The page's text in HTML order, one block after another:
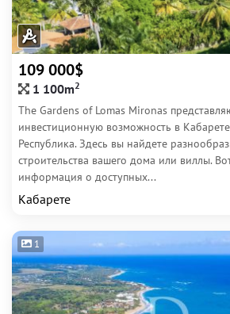
109 000$
1 100m2
The Gardens of Lomas Mironas
инвестиционную возможность в
Республика. Здесь вы найдете
строительства вашего дома или виллы.
информация о доступных...
Кабарете
1